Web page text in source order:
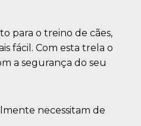
para o treino de cães,
fácil. Com esta trela o
a segurança do seu
necessitam de